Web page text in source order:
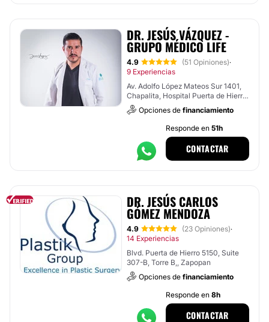
DR. JESÚS VÁZQUEZ -
GRUPO MÉDICO LIFE
4.9 (51 Opiniones)·
9 Experiencias
Av. Adolfo López Mateos Sur 1401,
Chapalita, Hospital Puerta de Hierro
, Tlajomulco de Zúñiga
Opciones de financiamiento
Responde en 51h
CONTACTAR
DR. JESÚS CARLOS
GÓMEZ MENDOZA
4.9 (23 Opiniones)·
14 Experiencias
Blvd. Puerta de Hierro 5150, Suite
307-B, Torre B,, Zapopan
Opciones de financiamiento
Responde en 8h
CONTACTAR